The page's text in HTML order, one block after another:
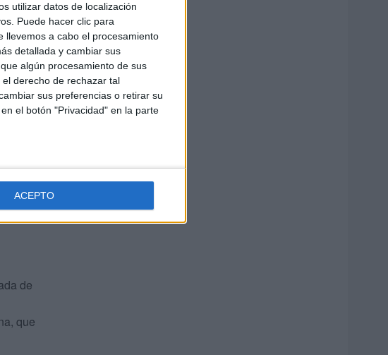
utilizar datos de localización
Puede hacer clic para
llevemos a cabo el procesamiento
detallada y cambiar sus
algún procesamiento de sus
derecho de rechazar tal
sus preferencias o retirar su
el botón "Privacidad" en la parte
ACEPTO
de
que